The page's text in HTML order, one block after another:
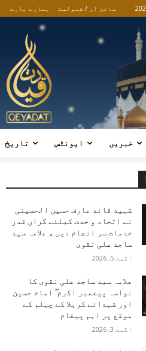
سائن ان / شمولیت ہمارے بارے
خبریں ایونٹس تاریخ
شہید قائد عارف حسین الحسینی
نے اتحاد و حدت کیلئے گراں قدر
خدمات سر انجام دیں ، علامہ سید
ساجد علی نقوی
اگست 5, 2026
علامہ سید ساجد علی نقوی کا
نواسہ پیغمبر اکرم ۖ امام حسین
اور شہدائے کربلا کے چہلم کے
موقع پر اہم پیغام
اگست 3, 2026